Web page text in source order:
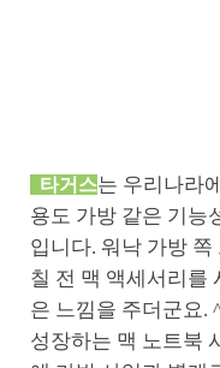
타거스는 우리나라
용도 가방 같은 기능
입니다. 워낙 가방 쪽
칠 전 맥 액세서리를
은 느낌을 주더군요.
성장하는 맥 노트북